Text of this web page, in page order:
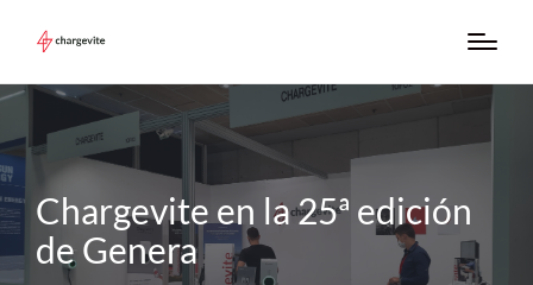
Chargevite en la 25ª edición
de Genera